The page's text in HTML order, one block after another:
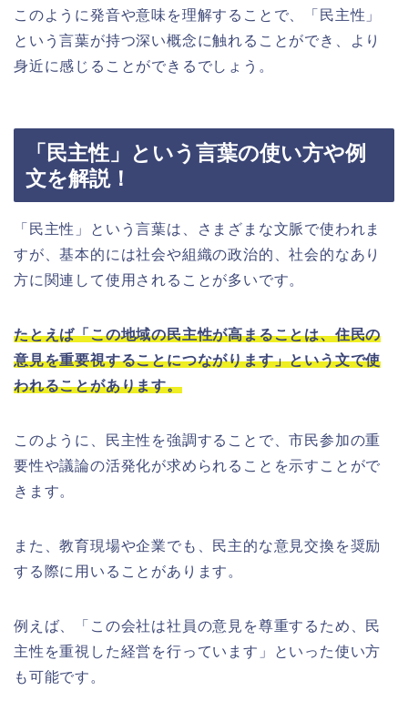
このように発音や意味を理解することで、「民主性」
という言葉が持つ深い概念に触れることができ、より
身近に感じることができるでしょう。
「民主性」という言葉の使い方や例
文を解説！
「民主性」という言葉は、さまざまな文脈で使われま
すが、基本的には社会や組織の政治的、社会的なあり
方に関連して使用されることが多いです。
たとえば「この地域の民主性が高まることは、住民の
意見を重要視することにつながります」という文で使
われることがあります。
このように、民主性を強調することで、市民参加の重
要性や議論の活発化が求められることを示すことがで
きます。
また、教育現場や企業でも、民主的な意見交換を奨励
する際に用いることがあります。
例えば、「この会社は社員の意見を尊重するため、民
主性を重視した経営を行っています」といった使い方
も可能です。